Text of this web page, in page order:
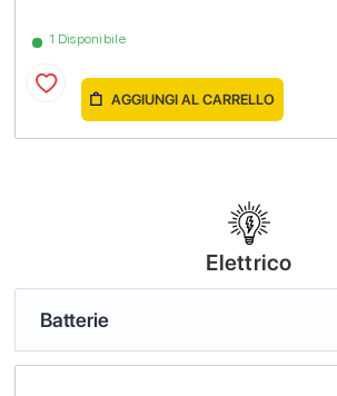
1 Disponibile
AGGIUNGI AL CARRELLO
Elettrico
Batterie